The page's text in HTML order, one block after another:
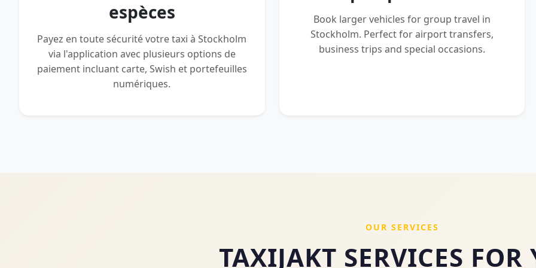
espèces
Payez en toute sécurité votre taxi à Stockholm
via l'application avec plusieurs options de
paiement incluant carte, Swish et portefeuilles
numériques.
Book larger vehicles for group travel in
Stockholm. Perfect for airport transfers,
business trips and special occasions.
OUR SERVICES
TAXIJAKT SERVICES FOR